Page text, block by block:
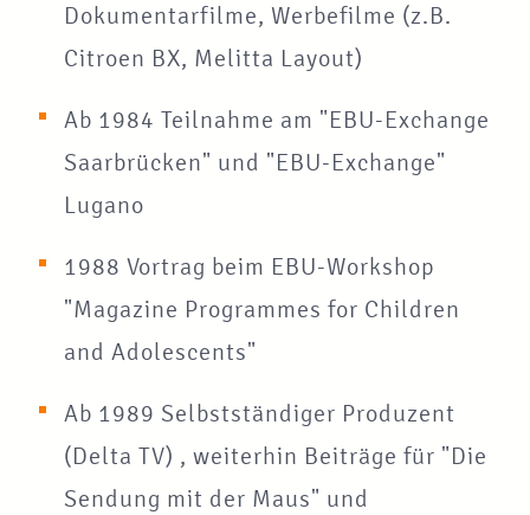
Dokumentarfilme, Werbefilme (z.B.
Citroen BX, Melitta Layout)
Ab 1984 Teilnahme am "EBU-Exchange
Saarbrücken" und "EBU-Exchange"
Lugano
1988 Vortrag beim EBU-Workshop
"Magazine Programmes for Children
and Adolescents"
Ab 1989 Selbstständiger Produzent
(Delta TV) , weiterhin Beiträge für "Die
Sendung mit der Maus" und